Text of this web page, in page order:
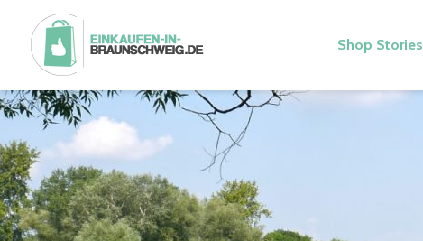
Shop Stories